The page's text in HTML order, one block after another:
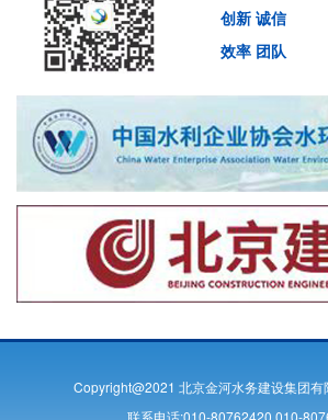
创新 诚信
效率 团队
Copyright@2021 北京金河水务建设集团有